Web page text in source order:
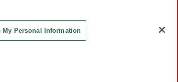
My Personal Information